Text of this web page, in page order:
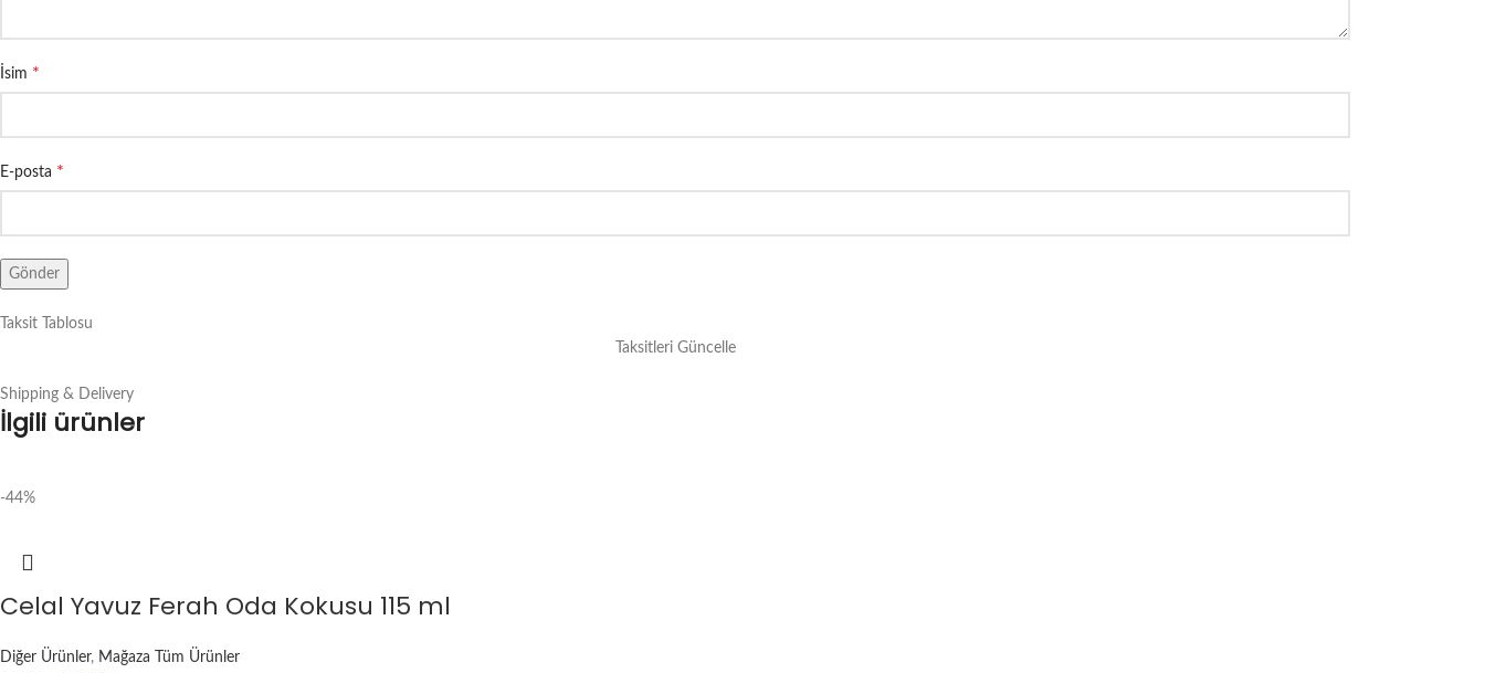
İsim *
E-posta *
Taksit Tablosu
Taksitleri Güncelle
Shipping & Delivery
İlgili ürünler
-44%
Celal Yavuz Ferah Oda Kokusu 115 ml
Diğer Ürünler, Mağaza Tüm Ürünler